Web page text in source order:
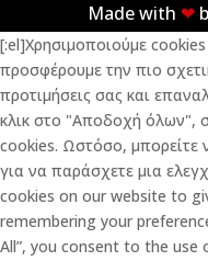
Made with ❤︎
[:el]Χρησιμοποιούμε
προσφέρουμε την πιο
προτιμήσεις σας και
κλικ στο "Αποδοχή όλων",
cookies. Ωστόσο, μπορείτε
για να παράσχετε μια
cookies on our website to
remembering your
All”, you consent to the use